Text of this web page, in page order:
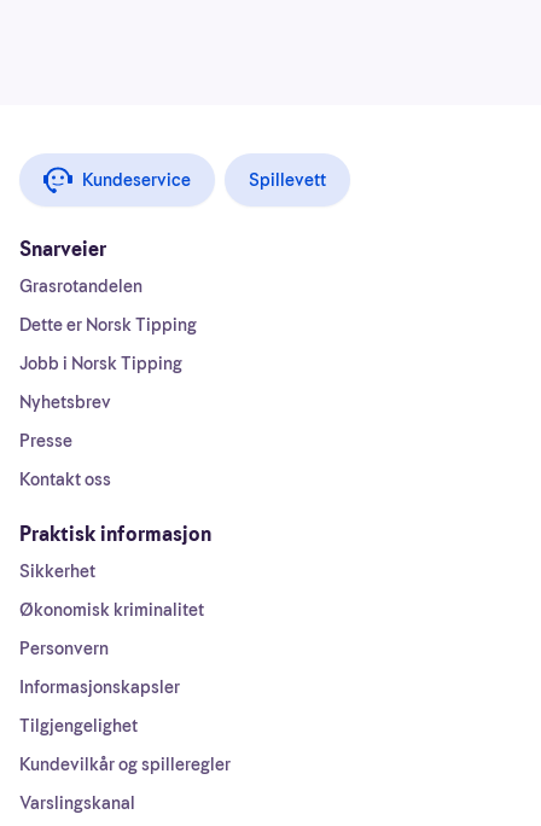
Kundeservice Spillevett
Snarveier
Grasrotandelen
Dette er Norsk Tipping
Jobb i Norsk Tipping
Nyhetsbrev
Presse
Kontakt oss
Praktisk informasjon
Sikkerhet
Økonomisk kriminalitet
Personvern
Informasjonskapsler
Tilgjengelighet
Kundevilkår og spilleregler
Varslingskanal